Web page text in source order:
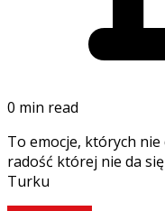
0 min read
To emocje, których
radość której nie da
Turku